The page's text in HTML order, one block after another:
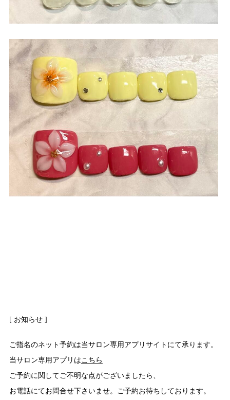
[ お知らせ ]
ご指名のネット予約は当サロン専用アプリサイトにて承ります。
当サロン専用アプリはこちら
ご予約に関してご不明な点がございましたら、
お電話にてお問合せ下さいませ。ご予約お待ちしております。